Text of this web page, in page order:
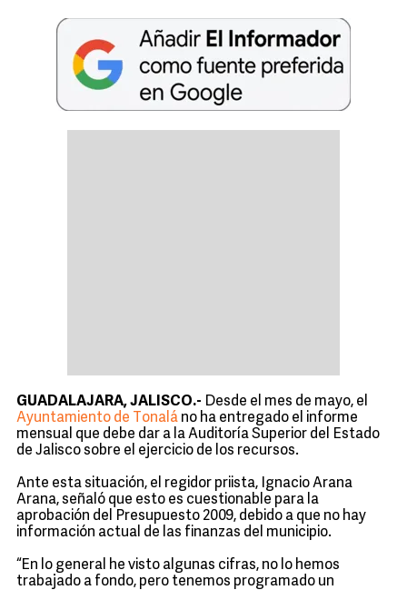
GUADALAJARA, JALISCO.- Desde el mes de mayo, el
Ayuntamiento de Tonalá no ha entregado el informe
mensual que debe dar a la Auditoría Superior del Estado
de Jalisco sobre el ejercicio de los recursos.
Ante esta situación, el regidor priista, Ignacio Arana
Arana, señaló que esto es cuestionable para la
aprobación del Presupuesto 2009, debido a que no hay
información actual de las finanzas del municipio.
“En lo general he visto algunas cifras, no lo hemos
trabajado a fondo, pero tenemos programado un